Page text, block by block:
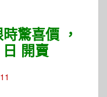
驚喜價 ，
開賣